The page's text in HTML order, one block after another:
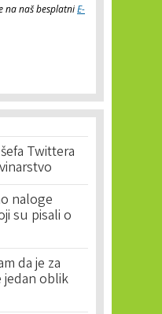
na naš besplatniE-
Twittera
naloge
su pisali o
da je za
jedan oblik